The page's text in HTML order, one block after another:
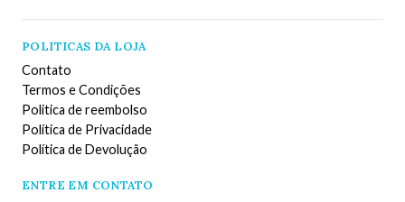
POLITICAS DA LOJA
Contato
Termos e Condições
Politica de reembolso
Política de Privacidade
Política de Devolução
ENTRE EM CONTATO